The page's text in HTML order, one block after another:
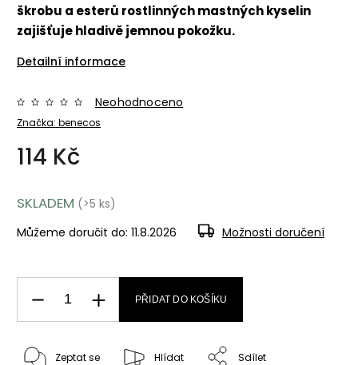
škrobu a esterů rostlinných mastných kyselin
zajišťuje hladivě jemnou pokožku.
Detailní informace
Značka: benecos
Neohodnoceno
114 Kč
SKLADEM (>5 ks)
Můžeme doručit do: 11.8.2026 Možnosti doručení
PŘIDAT DO KOŠÍKU
Zeptat se Hlídat Sdílet